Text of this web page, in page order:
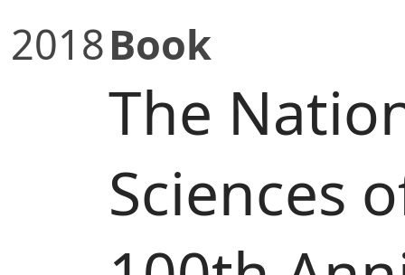
2018Book
The
Sciences